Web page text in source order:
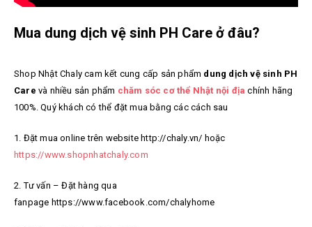
Mua dung dịch vệ sinh PH Care ở đâu?
Shop Nhật Chaly cam kết cung cấp sản phẩm dung dịch vệ sinh PH
Care và nhiều sản phẩm chăm sóc cơ thể Nhật nội địa chính hãng
100%. Quý khách có thể đặt mua bằng các cách sau
1. Đặt mua online trên website http://chaly.vn/ hoặc
https://www.shopnhatchaly.com
2. Tư vấn – Đặt hàng qua
fanpage https://www.facebook.com/chalyhome